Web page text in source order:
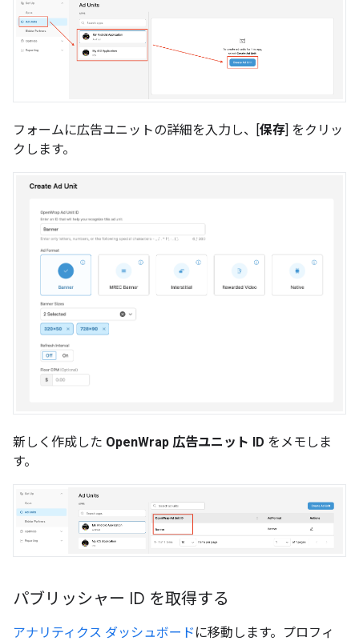
フォームに広告ユニットの詳細を入力し、[保存] をクリッ
クします。
新しく作成した OpenWrap 広告ユニット ID をメモしま
す。
パブリッシャー ID を取得する
アナリティクス ダッシュボード に移動します。プロフィ